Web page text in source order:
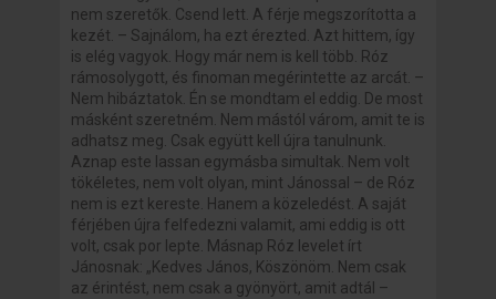
nem szeretők. Csend lett. A férje megszorította a
kezét. – Sajnálom, ha ezt érezted. Azt hittem, így
is elég vagyok. Hogy már nem is kell több. Róz
rámosolygott, és finoman megérintette az arcát. –
Nem hibáztatok. Én se mondtam el eddig. De most
másként szeretném. Nem mástól várom, amit te is
adhatsz meg. Csak együtt kell újra tanulnunk.
Aznap este lassan egymásba simultak. Nem volt
tökéletes, nem volt olyan, mint Jánossal – de Róz
nem is ezt kereste. Hanem a közeledést. A saját
férjében újra felfedezni valamit, ami eddig is ott
volt, csak por lepte. Másnap Róz levelet írt
Jánosnak: „Kedves János, Köszönöm. Nem csak
az érintést, nem csak a gyönyört, amit adtál –